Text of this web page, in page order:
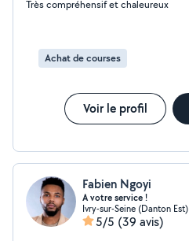
Très compréhensif et chaleureux
Achat de courses
Voir le profil
Fabien Ngoyi
A votre service !
Ivry-sur-Seine (Danton Est)
5/5 (39 avis)